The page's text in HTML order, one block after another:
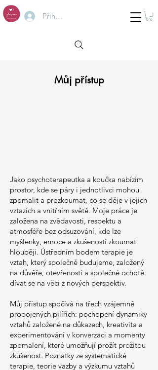
Přihlásit se
Můj přístup
Jako psychoterapeutka a koučka nabízím
prostor, kde se páry i jednotlivci mohou
zpomalit a prozkoumat, co se děje v jejich
vztazích a vnitřním světě. Moje práce je
založena na zvědavosti, respektu a
atmosféře bez odsuzování, kde lze
myšlenky, emoce a zkušenosti zkoumat
hlouběji. Ústředním bodem terapie je
vztah, který společně budujeme, založený
na důvěře, otevřenosti a společné ochotě
dívat se na věci z nových perspektiv.
Můj přístup spočívá na třech vzájemně
propojených pilířích: pochopení dynamiky
vztahů založené na důkazech, kreativita a
experimentování v konverzaci a momenty
zpomalení, které umožňují prožít prožitou
zkušenost. Poznatky ze systematické
terapie, teorie vazby a výzkumu vztahů